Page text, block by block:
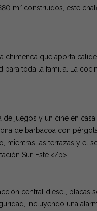
m² construidos, este
chimenea que aporta
toda la familia. La
juegos y un cine en
de barbacoa con
mientras las terrazas y el
Sur-Este.</p>
central diésel, placas
incluyendo una